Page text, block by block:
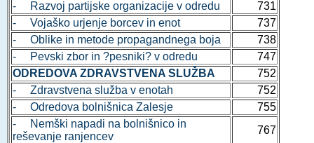
- Razvoj partijske organizacije v odredu
731
- Vojaško urjenje borcev in enot
737
- Oblike in metode propagandnega boja
738
- Pevski zbor in ?pesniki? v odredu
747
ODREDOVA ZDRAVSTVENA SLUŽBA
752
- Zdravstvena služba v enotah
752
- Odredova bolnišnica Zalesje
755
- Nemški napadi na bolnišnico in
reševanje ranjencev
767